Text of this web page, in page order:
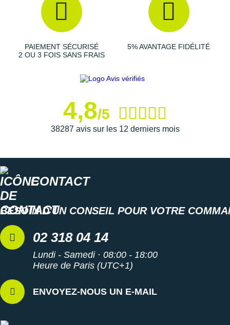
et précis. la languette et le col rembourrés apportent un
ajustement doux qui réduit les points de pression et
favorise la circulation de l'air.
elle assure une bonne adhérence et une grande
Semelle intérieure amovible
Poids constaté chez i-Run : 277g en taille 42
Les autres produitsSaucony
PAIEMENT SÉCURISÉ
2 OU 3 FOIS SANS FRAIS
5% AVANTAGE FIDÉLITÉ
4,8/5
38287 avis sur les 12 derniers mois
CONTACT
BESOIN D'UN CONSEIL POUR VOTRE
02 318 04 14
Lundi - Samedi · 08:00 - 18:00
Heure de Paris (UTC+1)
ENVOYEZ-NOUS UN E-MAIL